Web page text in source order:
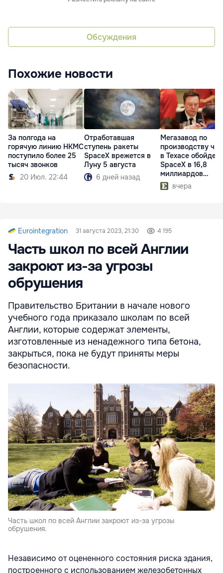
Обсуждения
Похожие новости
За полгода на
горячую линию НКМС
поступило более 25
тысяч звонков
20 Июл. 22:44
Отработавшая
ступень ракеты
SpaceX врежется в
Луну 5 августа
6 дней назад
Мегазавод по
производству
в Техасе
SpaceX в 16,8
миллиардов
долларов
вчера
Eurointegration 31 августа 2023, 21:30 4 195
Часть школ по всей Англии
закроют из-за угрозы
обрушения
Правительство Британии в начале нового
учебного года приказало школам по всей
Англии, которые содержат элементы,
изготовленные из ненадежного типа бетона,
закрыться, пока не будут приняты меры
безопасности.
Часть школ по всей Англии закроют из-за угрозы
обрушения.
Независимо от оцененного состояния риска здания,
построенного с использованием железобетонных